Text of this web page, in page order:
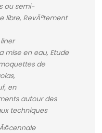
ou semi-
libre, RevÃªtement
mise en eau, Etude
de
en
autour des
techniques